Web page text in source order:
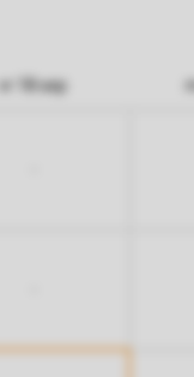
vr 18 sep